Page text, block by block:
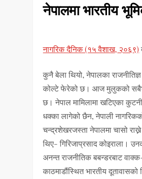
नेपालमा भारतीय
नागरिक दैनिक (१५ वैशाख, २०६९)
कुनै बेला थियो, नेपालका
कोल्टे फेरेको छ। आज मुलुकको
छ। नेपाल मामिलामा खटिएका
धक्का लागेको छैन, नेपाली
चन्द्रशेखरजस्ता नेपालमा चासो
थिए- गिरिजाप्रसाद कोइराला।
अनन्त राजनीतिक बबन्डरबाट
काठमाडौंस्थित भारतीय दूतावासको